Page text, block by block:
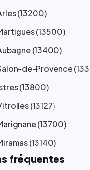
(13200)
(13500)
(13400)
de-Provence
(13800)
(13127)
(13700)
(13140)
fréquentes